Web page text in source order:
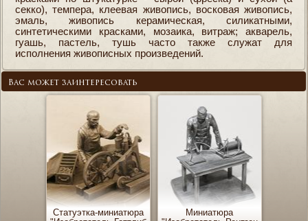
секко), темпера, клеевая живопись, восковая живопись,
эмаль, живопись керамическая, силикатными,
синтетическими красками, мозаика, витраж; акварель,
гуашь, пастель, тушь часто также служат для
исполнения живописных произведений.
Вас может заинтересовать
Статуэтка-миниатюра
Миниатюра